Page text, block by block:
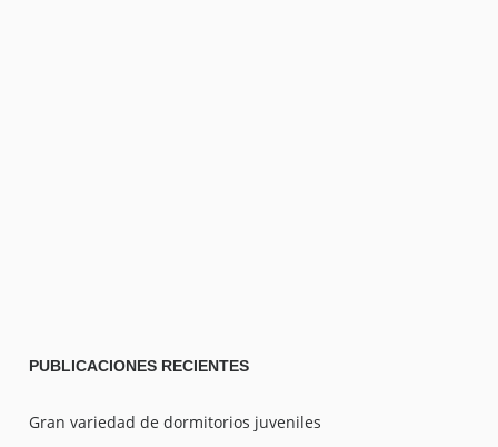
PUBLICACIONES RECIENTES
Gran variedad de dormitorios juveniles